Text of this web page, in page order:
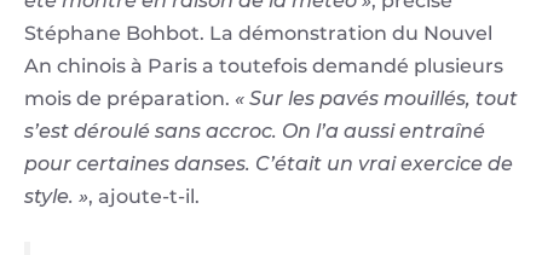
Stéphane Bohbot. La démonstration du Nouvel
An chinois à Paris a toutefois demandé plusieurs
mois de préparation. « Sur les pavés mouillés, tout
s’est déroulé sans accroc. On l’a aussi entraîné
pour certaines danses. C’était un vrai exercice de
style. », ajoute-t-il.